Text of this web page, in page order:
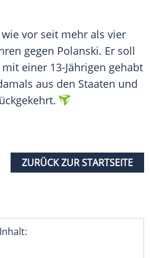
vor seit mehr als vier
gegen Polanski. Er soll
einer 13-Jährigen gehabt
aus den Staaten und
ZURÜCK ZUR STARTSEITE